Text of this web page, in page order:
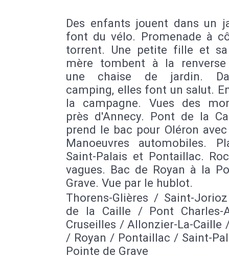
Des enfants jouent dans un
font du vélo. Promenade à
torrent. Une petite fille et
mère tombent à la renverse
une chaise de jardin.
camping, elles font un salut.
la campagne. Vues des
près d'Annecy. Pont de la
prend le bac pour Oléron avec
Manoeuvres automobiles.
Saint-Palais et Pontaillac.
vagues. Bac de Royan à la
Grave. Vue par le hublot.
Thorens-Glières / Saint-
de la Caille / Pont Charles-
Cruseilles / Allonzier-La-Caille
/ Royan / Pontaillac / Saint-
Pointe de Grave